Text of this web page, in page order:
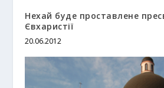
Нехай буде проставлене
Євхаристії
20.06.2012